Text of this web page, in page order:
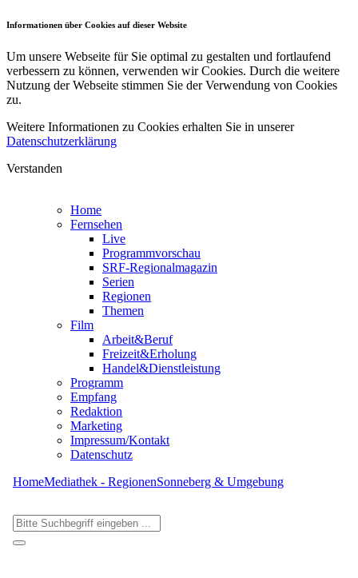
Informationen über Cookies auf dieser Website
Um unsere Webseite für Sie optimal zu gestalten und fortlaufend
verbessern zu können, verwenden wir Cookies. Durch die weitere
Nutzung der Webseite stimmen Sie der Verwendung von Cookies
zu.
Weitere Informationen zu Cookies erhalten Sie in unserer
Datenschutzerklärung
Verstanden
Home
Fernsehen
Live
Programmvorschau
SRF-Regionalmagazin
Serien
Regionen
Themen
Film
Arbeit&Beruf
Freizeit&Erholung
Handel&Dienstleistung
Programm
Empfang
Redaktion
Marketing
Impressum/Kontakt
Datenschutz
HomeMediathek - RegionenSonneberg & Umgebung